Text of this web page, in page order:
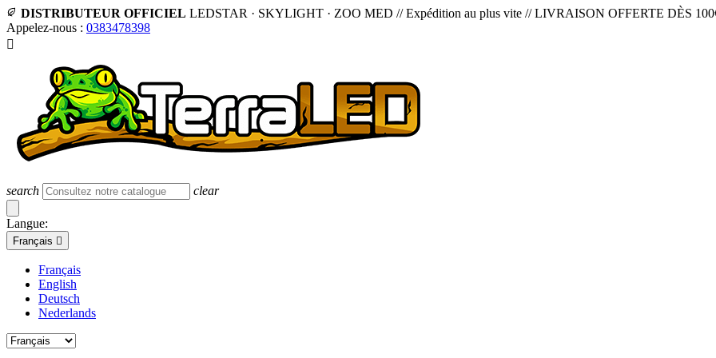
DISTRIBUTEUR OFFICIEL LEDSTAR · SKYLIGHT · ZOO MED // Expédition au plus vite // LIVRAISON OFFERTE DÈS
Appelez-nous : 0383478398

search clear
Langue:
Français 
Français
English
Deutsch
Nederlands